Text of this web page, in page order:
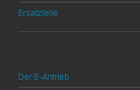
Ersatzteile
Der E-Antrieb